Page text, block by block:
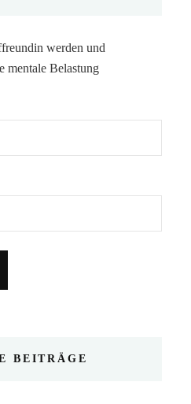
werden und
mentale Belastung
BEITRÄGE